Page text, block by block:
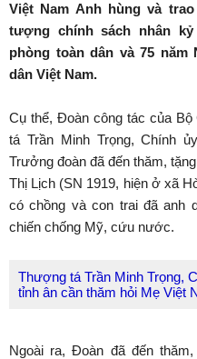
Việt Nam Anh hùng và
tượng chính sách nhân
phòng toàn dân và 75 năm
dân Việt Nam.
Cụ thể, Đoàn công tác của
tá Trần Minh Trọng, Chính
Trưởng đoàn đã đến thăm,
Thị Lịch (SN 1919, hiện ở xã
có chồng và con trai đã anh
chiến chống Mỹ, cứu nước.
Thượng tá Trần Minh Trọng,
tỉnh ân cần thăm hỏi Mẹ Việt
Ngoài ra, Đoàn đã đến